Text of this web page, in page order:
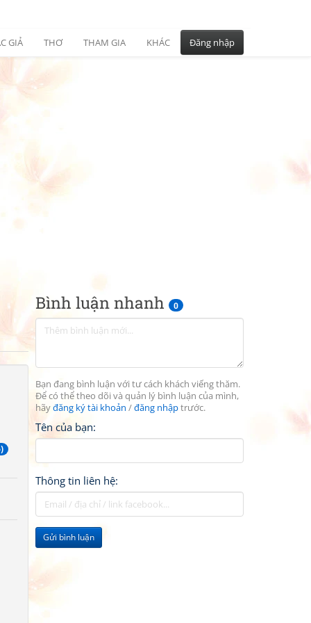
GIẢ THƠ THAM GIA KHÁC Đăng nhập
Bình luận nhanh 0
Bạn đang bình luận với tư cách khách viếng thăm.
Để có thể theo dõi và quản lý bình luận của mình,
hãyđăng ký tài khoản /đăng nhậptrước.
Tên của bạn:
Thông tin liên hệ:
Gửi bình luận